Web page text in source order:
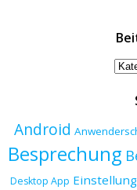
Android
Besprechung
Desktop App